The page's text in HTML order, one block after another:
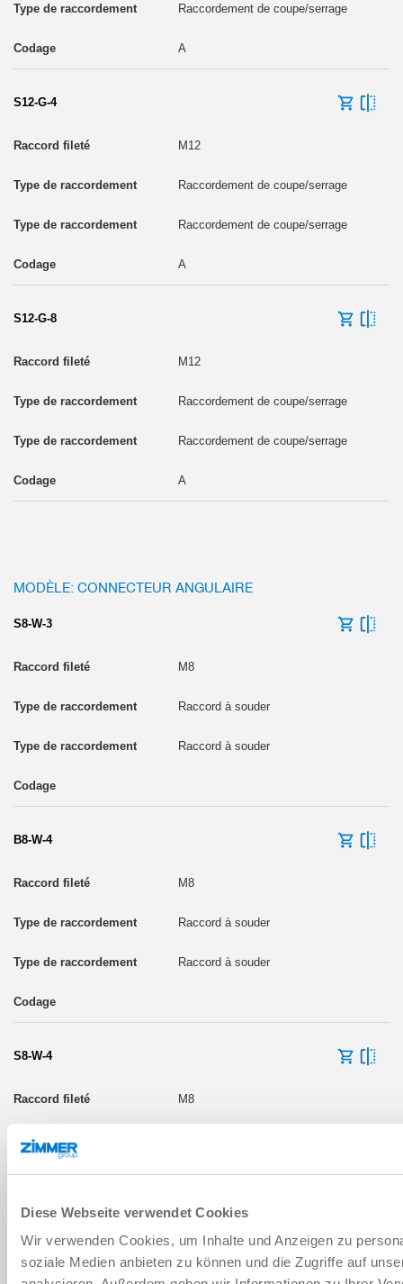
Diese Webseite verwendet Cookies
Wir verwenden Cookies, um Inhalte und Anzeigen zu
soziale Medien anbieten zu können und die Zugriffe auf
Raccordement de coupe/serrage
A
S12-G-4
M12
Raccordement de coupe/serrage
Raccordement de coupe/serrage
A
S12-G-8
M12
Raccordement de coupe/serrage
Raccordement de coupe/serrage
A
MODÈLE: CONNECTEUR ANGULAIRE
S8-W-3
M8
Raccord à souder
Raccord à souder
B8-W-4
M8
Raccord à souder
Raccord à souder
S8-W-4
M8
Raccord à souder